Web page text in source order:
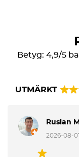
Betyg: 4,9/5
UTMÄRKT
Ruslan
2026-08-